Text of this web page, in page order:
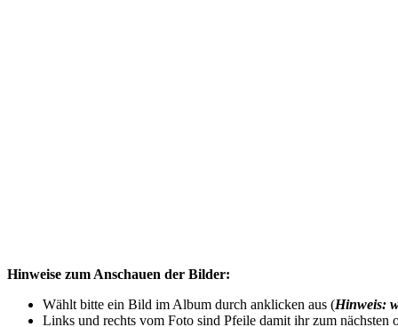
Hinweise zum Anschauen der Bilder:
Wählt bitte ein Bild im Album durch anklicken aus (Hinweis:
Links und rechts vom Foto sind Pfeile damit ihr zum